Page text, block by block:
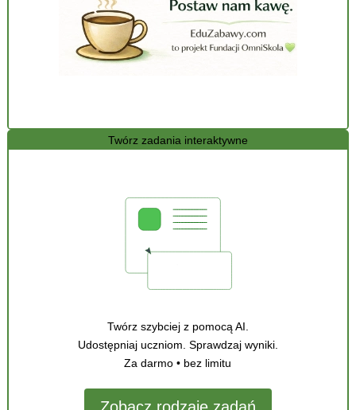
Twórz zadania interaktywne
Twórz szybciej z pomocą AI.
Udostępniaj uczniom. Sprawdzaj wyniki.
Za darmo • bez limitu